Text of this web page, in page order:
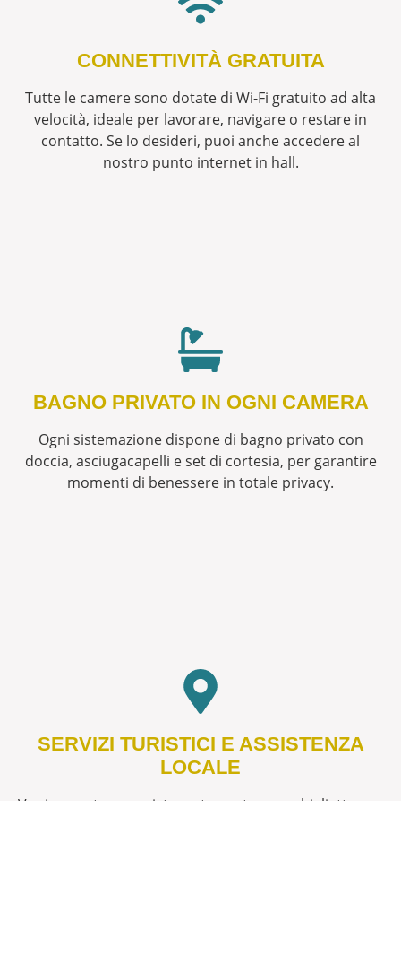
CONNETTIVITÀ GRATUITA
Tutte le camere sono dotate di Wi-Fi gratuito ad alta
velocità, ideale per lavorare, navigare o restare in
contatto. Se lo desideri, puoi anche accedere al
nostro punto internet in hall.
BAGNO PRIVATO IN OGNI CAMERA
Ogni sistemazione dispone di bagno privato con
doccia, asciugacapelli e set di cortesia, per garantire
momenti di benessere in totale privacy.
SERVIZI TURISTICI E ASSISTENZA
LOCALE
Vuoi prenotare un ristorante, un tour, un biglietto per